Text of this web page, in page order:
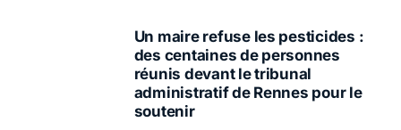
Un maire refuse les pesticides :
des centaines de personnes
réunis devant le tribunal
administratif de Rennes pour le
soutenir